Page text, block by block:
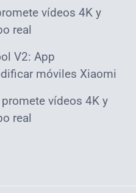
vídeos 4K y
real
V2: App
móviles Xiaomi
vídeos 4K y
real